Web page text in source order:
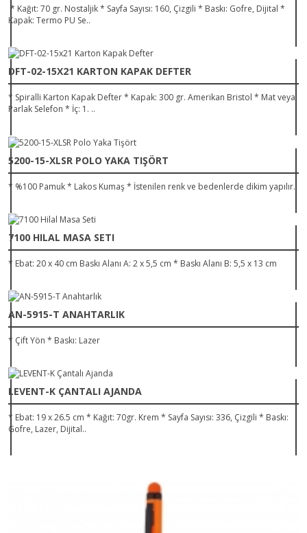
* Kağıt: 70 gr. Nostaljik * Sayfa Sayısı: 160, Çizgili * Baskı: Gofre, Dijital *
Kapak: Termo PU Se..
DFT-02-15X21 KARTON KAPAK DEFTER
* Spiralli Karton Kapak Defter * Kapak: 300 gr. Amerikan Bristol * Mat veya
Parlak Selefon * İç: 1. ..
5200-15-XLSR POLO YAKA TIŞÖRT
* %100 Pamuk * Lakos Kumaş * İstenilen renk ve bedenlerde dikim yapılır.
7100 HILAL MASA SETI
* Ebat: 20 x 40 cm Baskı Alanı A: 2 x 5,5 cm * Baskı Alanı B: 5,5 x 13 cm
AN-5915-T ANAHTARLIK
* Çift Yön * Baskı: Lazer
LEVENT-K ÇANTALI AJANDA
* Ebat: 19 x 26.5 cm * Kağıt: 70gr. Krem * Sayfa Sayısı: 336, Çizgili * Baskı:
Gofre, Lazer, Dijital..